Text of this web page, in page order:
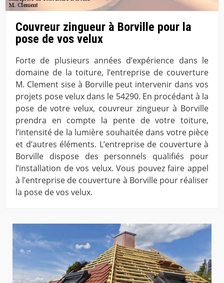
Couvreur zingueur à Borville pour la
pose de vos velux
Forte de plusieurs années d’expérience dans le
domaine de la toiture, l’entreprise de couverture
M. Clement sise à Borville peut intervenir dans vos
projets pose velux dans le 54290. En procédant à la
pose de votre velux, couvreur zingueur à Borville
prendra en compte la pente de votre toiture,
l’intensité de la lumière souhaitée dans votre pièce
et d’autres éléments. L’entreprise de couverture à
Borville dispose des personnels qualifiés pour
l’installation de vos velux. Vous pouvez faire appel
à l’entreprise de couverture à Borville pour réaliser
la pose de vos velux.